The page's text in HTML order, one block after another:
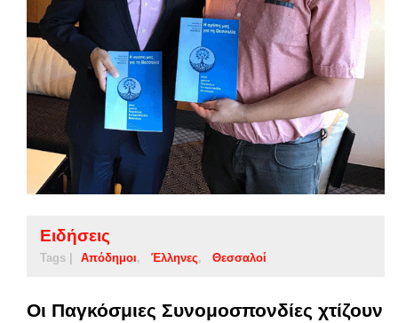
Ειδήσεις
Tags | Απόδημοι Έλληνες Θεσσαλοί
Οι Παγκόσμιες Συνομοσπονδίες χτίζουν